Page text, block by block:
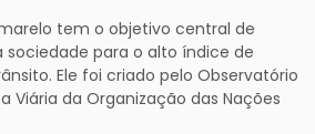
tem o objetivo central de
para o alto índice de
Ele foi criado pelo Observatório
Viária da Organização das Nações